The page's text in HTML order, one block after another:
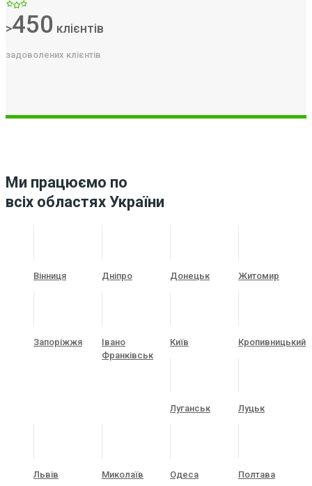
>450 клієнтів
задоволених клієнтів
Ми працюємо по
всіх областях України
Вінниця Дніпро Донецьк Житомир
Запоріжжя
Івано
Франківськ
Київ Кропивницький
Луганськ Луцьк
Львів Миколаїв Одеса Полтава